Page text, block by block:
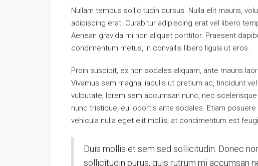
Nullam tempus sollicitudin cursus. Nulla elit mauris,
adipiscing erat. Curabitur adipiscing erat vel libero
Aenean gravida mi non aliquet porttitor. Praesent
condimentum metus, in convallis libero ligula ut eros.
Proin suscipit, ex non sodales aliquam, ante mauris
Vivamus sem magna, iaculis ut pretium ac, tincidunt
vulputate, lorem sem accumsan nunc, nec
nunc tristique, eu lobortis ante sodales. Etiam
vehicula nulla eget elit mollis, at condimentum est
Duis mollis et sem sed sollicitudin. Donec
sollicitudin purus, quis rutrum mi accumsan